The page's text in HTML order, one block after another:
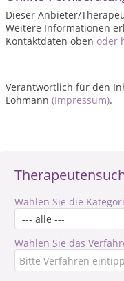
Wählen Sie die
Wählen Sie das
Dieser Anbieter/
Weitere Informationen
Kontaktdaten oben oder
Verantwortlich für den
Lohmann (Impressum).